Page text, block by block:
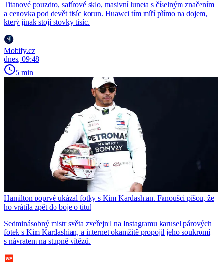
Titanové pouzdro, safírové sklo, masivní luneta s číselným značením
a cenovka pod devět tisíc korun. Huawei tím míří přímo na dojem,
který jinak stojí stovky tisíc.
Mobify.cz
dnes, 09:48
5 min
Hamilton poprvé ukázal fotky s Kim Kardashian. Fanoušci píšou, že
ho vrátila zpět do boje o titul
Sedminásobný mistr světa zveřejnil na Instagramu karusel párových
fotek s Kim Kardashian, a internet okamžitě propojil jeho soukromí
s návratem na stupně vítězů.